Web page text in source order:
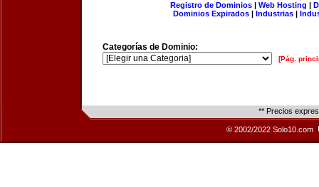
Registro de Dominios| Web Hosting |
Dominios Expirados | Industrias |
Categorías de Dominio:
[Pág.
** Precios
© 2002/2022 Solo10.com